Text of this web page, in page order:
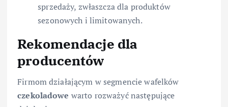
sprzedaży, zwłaszcza dla produktów
sezonowych i limitowanych.
Rekomendacje dla
producentów
Firmom działającym w segmencie wafelków
czekoladowe warto rozważyć następujące